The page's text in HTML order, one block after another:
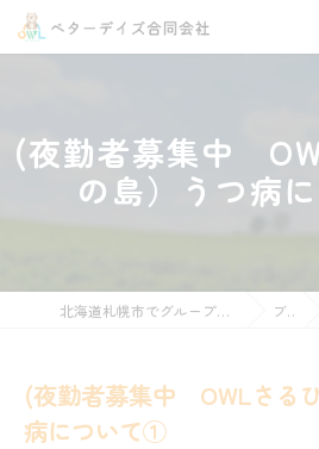
(夜勤者募集中
の島）うつ病
北海道札幌市でグループホームの求人ならOWLさるびあ ブログ
(夜勤者募集中 OWLさる
病について①